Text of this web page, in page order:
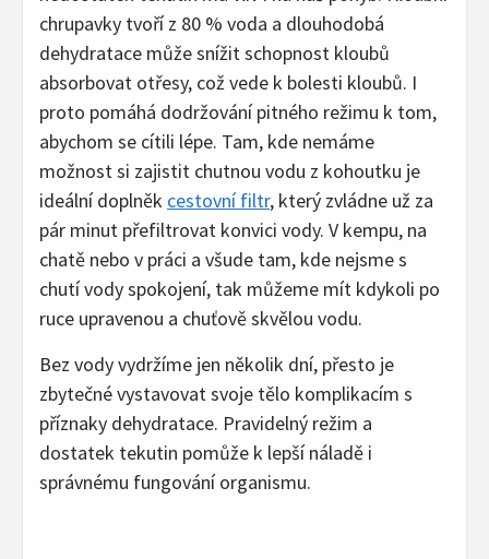
chrupavky tvoří z 80 % voda a dlouhodobá
dehydratace může snížit schopnost kloubů
absorbovat otřesy, což vede k bolesti kloubů. I
proto pomáhá dodržování pitného režimu k tom,
abychom se cítili lépe. Tam, kde nemáme
možnost si zajistit chutnou vodu z kohoutku je
ideální doplněk cestovní filtr, který zvládne už za
pár minut přefiltrovat konvici vody. V kempu, na
chatě nebo v práci a všude tam, kde nejsme s
chutí vody spokojení, tak můžeme mít kdykoli po
ruce upravenou a chuťově skvělou vodu.
Bez vody vydržíme jen několik dní, přesto je
zbytečné vystavovat svoje tělo komplikacím s
příznaky dehydratace. Pravidelný režim a
dostatek tekutin pomůže k lepší náladě i
správnému fungování organismu.